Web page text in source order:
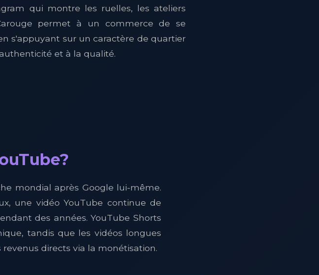
qui montre les ruelles, les ateliers
permet à un commerce de se
s'appuyant sur un caractère de quartier
et à la qualité.
mondial après Google lui-même.
une vidéo YouTube continue de
des années. YouTube Shorts
tandis que les vidéos longues
directs via la monétisation.